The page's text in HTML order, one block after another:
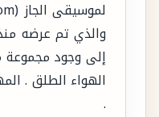
إلى وجود مجموعة
.